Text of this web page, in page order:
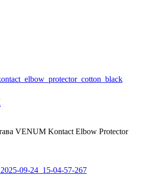
VENUM Kontact Elbow Protector